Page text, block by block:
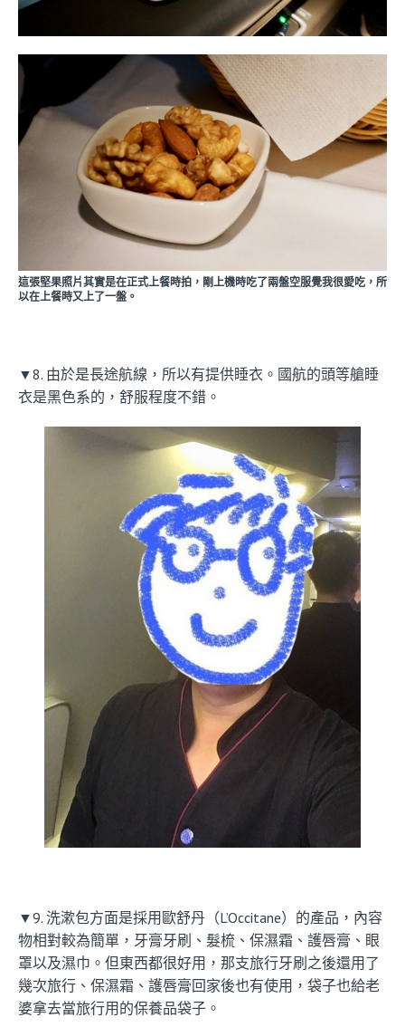
這張堅果照片其實是在正式上餐時拍，剛上機時吃了兩盤空服覺我很愛吃，所
以在上餐時又上了一盤。
▼8. 由於是長途航線，所以有提供睡衣。國航的頭等艙睡
衣是黑色系的，舒服程度不錯。
▼9. 洗漱包方面是採用歐舒丹（L’Occitane）的產品，內容
物相對較為簡單，牙膏牙刷、髮梳、保濕霜、護唇膏、眼
罩以及濕巾。但東西都很好用，那支旅行牙刷之後還用了
幾次旅行、保濕霜、護唇膏回家後也有使用，袋子也給老
婆拿去當旅行用的保養品袋子。